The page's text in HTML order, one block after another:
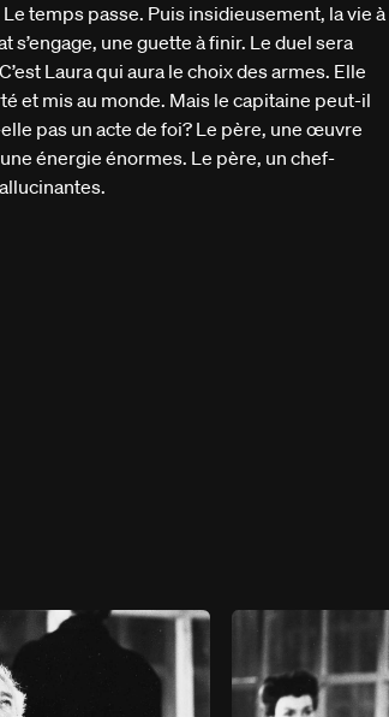
temps passe. Puis insidieusement, la vie à
une guette à finir. Le duel sera
Laura qui aura le choix des armes. Elle
et mis au monde. Mais le capitaine peut-il
pas un acte de foi? Le père, une œuvre
énergie énormes. Le père, un chef-